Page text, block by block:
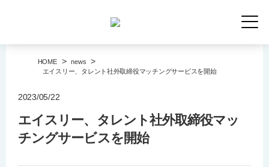
HOME > news >
エイスリー、タレント社外取締役マッチングサービスを開始
2023/05/22
エイスリー、タレント社外取締役マッ
チングサービスを開始